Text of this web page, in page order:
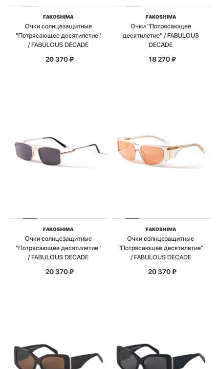
FAKOSHIMA
Очки солнцезащитные
"Потрясающее десятилетие"
/ FABULOUS DECADE
20 370₽
FAKOSHIMA
Очки "Потрясающее
десятилетие" / FABULOUS
DECADE
18 270₽
FAKOSHIMA
Очки солнцезащитные
"Потрясающее десятилетие"
/ FABULOUS DECADE
20 370₽
FAKOSHIMA
Очки солнцезащитные
"Потрясающее десятилетие"
/ FABULOUS DECADE
20 370₽